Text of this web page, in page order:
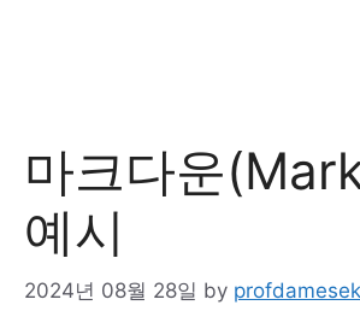
마크다운
예시
2024년 08월 28일 by profdamesek